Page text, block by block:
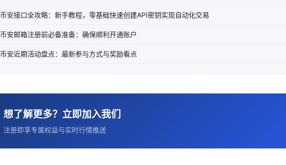
币安接口全攻略：新手教程，零基础快速创建API密钥实现自动化交易
币安邮箱注册前必备准备：确保顺利开通账户
币安近期活动盘点：最新参与方式与奖励看点
想了解更多？立即加入我们
注册即享专属权益与实时行情推送